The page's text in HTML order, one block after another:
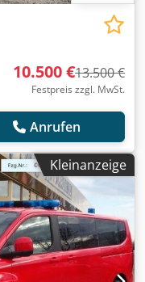
10.500 €13.500 €
Festpreis zzgl. MwSt.
Anrufen
Kleinanzeige